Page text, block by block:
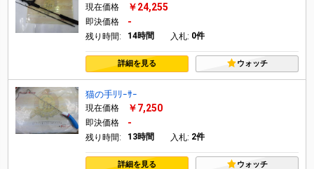
現在価格 ￥24,255
即決価格 -
残り時間: 14時間 入札: 0件
詳細を見る ウォッチ
猫の手ﾘﾘｰｻｰ
現在価格 ￥7,250
即決価格 -
残り時間: 13時間 入札: 2件
詳細を見る ウォッチ